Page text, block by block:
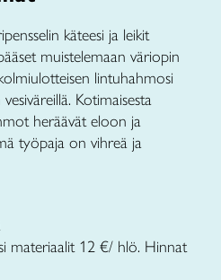
käteesi ja leikit
muistelemaan väriopin
lintuhahmosi
Kotimaisesta
heräävät eloon ja
työpaja on vihreä ja
materiaalit 12 €/ hlö. Hinnat